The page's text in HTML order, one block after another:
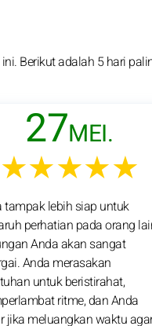
Berikut adalah 5 hari
27MEI.
★★★★★
tampak lebih siap untuk
perhatian pada orang
Anda akan sangat
Anda merasakan
untuk beristirahat,
ritme, dan Anda
jika meluangkan waktu